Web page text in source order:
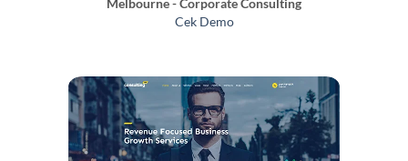
Melbourne - Corporate Consulting
Cek Demo